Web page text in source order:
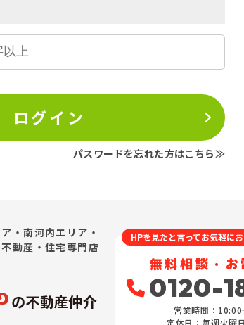
ログイン
パスワードを忘れた方はこちら≫
・南河内エリア・
動産・住宅専門店
の不動産仲介
HPを見たと言ってお気軽に
無料相談・お
0120-
営業時間：